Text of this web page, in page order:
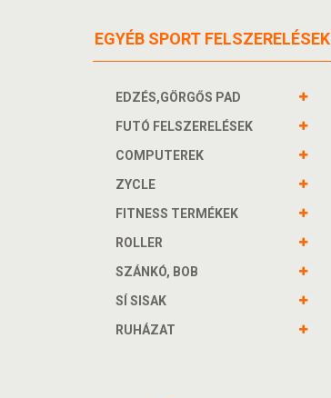
EGYÉB SPORT FELSZERELÉSEK
EDZÉS,GÖRGŐS PAD
FUTÓ FELSZERELÉSEK
COMPUTEREK
ZYCLE
FITNESS TERMÉKEK
ROLLER
SZÁNKÓ, BOB
SÍ SISAK
RUHÁZAT